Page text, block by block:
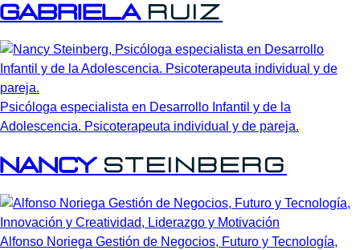
GABRIELA RUIZ
Psicóloga especialista en Desarrollo Infantil y de la
Adolescencia. Psicoterapeuta individual y de pareja.
Nancy Steinberg
Alfonso Noriega Gestión de Negocios, Futuro y Tecnología,